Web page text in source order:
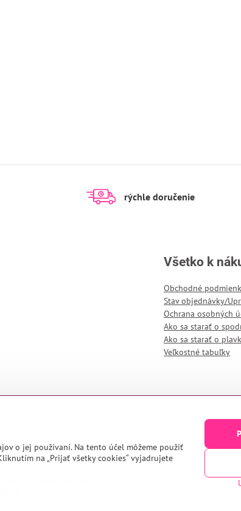
rýchle doručenie
Všetko k
Obchodné
Stav objednávky/
Ochrana osobných
Ako sa starať o
Ako sa starať o
Veľkostné tabuľky
o jej používaní. Na tento účel môžeme použiť
na „Prijať všetky cookies“ vyjadrujete